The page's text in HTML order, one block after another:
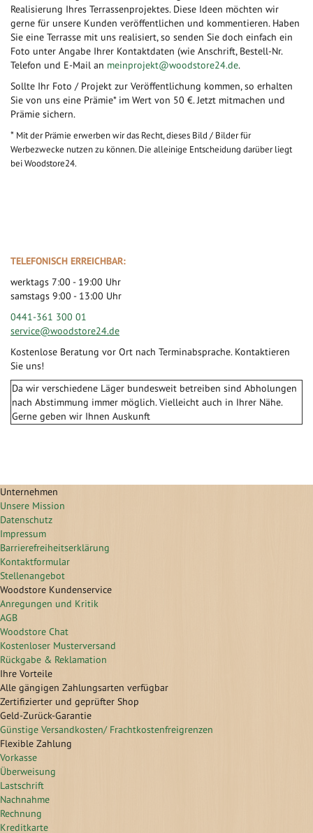
Realisierung Ihres Terrassenprojektes. Diese Ideen möchten wir
gerne für unsere Kunden veröffentlichen und kommentieren. Haben
Sie eine Terrasse mit uns realisiert, so senden Sie doch einfach ein
Foto unter Angabe Ihrer Kontaktdaten (wie Anschrift, Bestell-Nr.
Telefon und E-Mail an meinprojekt@woodstore24.de.
Sollte Ihr Foto / Projekt zur Veröffentlichung kommen, so erhalten
Sie von uns eine Prämie* im Wert von 50 €. Jetzt mitmachen und
Prämie sichern.
* Mit der Prämie erwerben wir das Recht, dieses Bild / Bilder für
Werbezwecke nutzen zu können. Die alleinige Entscheidung darüber liegt
bei Woodstore24.
TELEFONISCH ERREICHBAR:
werktags 7:00 - 19:00 Uhr
samstags 9:00 - 13:00 Uhr
0441-361 300 01
service@woodstore24.de
Kostenlose Beratung vor Ort nach Terminabsprache. Kontaktieren
Sie uns!
Da wir verschiedene Läger bundesweit betreiben sind Abholungen
nach Abstimmung immer möglich. Vielleicht auch in Ihrer Nähe.
Gerne geben wir Ihnen Auskunft
Unternehmen
Unsere Mission
Datenschutz
Impressum
Barrierefreiheitserklärung
Kontaktformular
Stellenangebot
Woodstore Kundenservice
Anregungen und Kritik
AGB
Woodstore Chat
Kostenloser Musterversand
Rückgabe & Reklamation
Ihre Vorteile
Alle gängigen Zahlungsarten verfügbar
Zertifizierter und geprüfter Shop
Geld-Zurück-Garantie
Günstige Versandkosten/ Frachtkostenfreigrenzen
Flexible Zahlung
Vorkasse
Überweisung
Lastschrift
Nachnahme
Rechnung
Kreditkarte